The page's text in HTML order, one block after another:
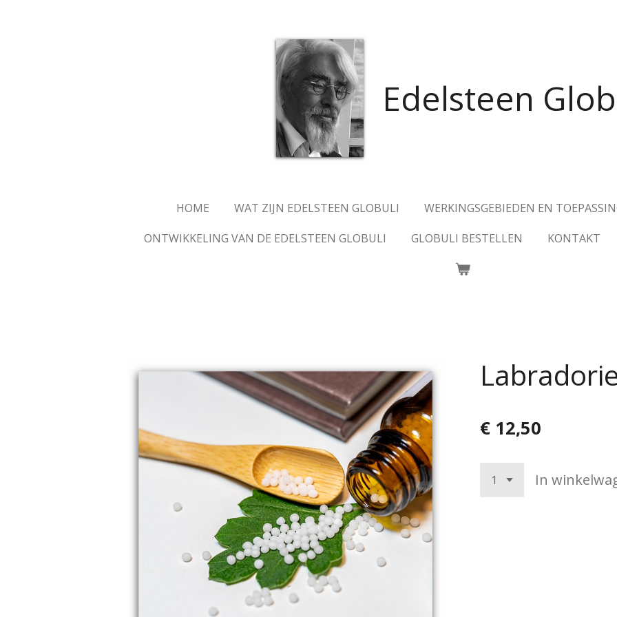
Edelsteen
HOME WAT ZIJN EDELSTEEN GLOBULI WERKINGSGEBIEDEN EN
ONTWIKKELING VAN DE EDELSTEEN GLOBULI
GLOBULI BESTELLEN KONTAKT
€ 12,50
In